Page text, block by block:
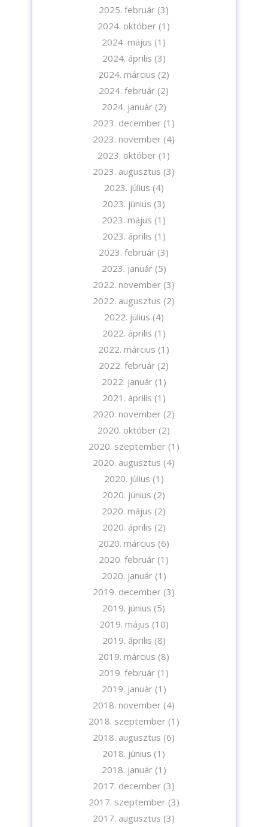
2025. február (3)
2024. október (1)
2024. május (1)
2024. április (3)
2024. március (2)
2024. február (2)
2024. január(2)
2023. december (1)
2023. november (4)
2023. október (1)
2023. augusztus (3)
2023. július (4)
2023. június (3)
2023. május (1)
2023. április (1)
2023. február (3)
2023. január(5)
2022. november (3)
2022. augusztus (2)
2022. július (4)
2022. április (1)
2022. március (1)
2022. február (2)
2022. január(1)
2021. április (1)
2020. november (2)
2020. október (2)
2020. szeptember(1)
2020. augusztus (4)
2020. július (1)
2020. június (2)
2020. május (2)
2020. április (2)
2020. március (6)
2020. február (1)
2020. január(1)
2019. december (3)
2019. június (5)
2019. május (10)
2019. április (8)
2019. március (8)
2019. február (1)
2019. január(1)
2018. november (4)
2018. szeptember(1)
2018. augusztus (6)
2018. június (1)
2018. január(1)
2017. december (3)
2017. szeptember(3)
2017. augusztus (3)
Iratkozzon fel hírlevelünkre!
A feliratkozással elfogadja az adatvédelmi tájékoztatónkat. Elolvasom
Adatvédelmi tájékoztatót.
Feliratkozom